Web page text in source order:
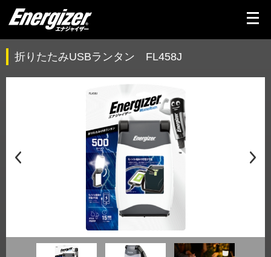
メ
ニ
ー
折りたたみUSBランタン FL458J